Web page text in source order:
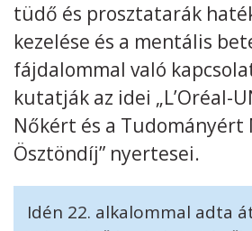
tüdő és prosztatarák
kezelése és a mentális
fájdalommal való
kutatják az idei „L’Oréal-
Nőkért és a Tudományért
Ösztöndíj” nyertesei.
Idén 22. alkalommal adta